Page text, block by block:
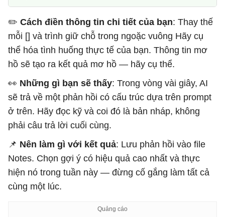
✏️ ​​Cách điền thông tin chi tiết của bạn: Thay thế
mỗi [] và trình giữ chỗ trong ngoặc vuông Hãy cụ
thể hóa tình huống thực tế của bạn. Thông tin mơ
hồ sẽ tạo ra kết quả mơ hồ — hãy cụ thể.
👀 Những gì bạn sẽ thấy: Trong vòng vài giây, AI
sẽ trả về một phản hồi có cấu trúc dựa trên prompt
ở trên. Hãy đọc kỹ và coi đó là bản nháp, không
phải câu trả lời cuối cùng.
📌 Nên làm gì với kết quả: Lưu phản hồi vào file
Notes. Chọn gợi ý có hiệu quả cao nhất và thực
hiện nó trong tuần này — đừng cố gắng làm tất cả
cùng một lúc.